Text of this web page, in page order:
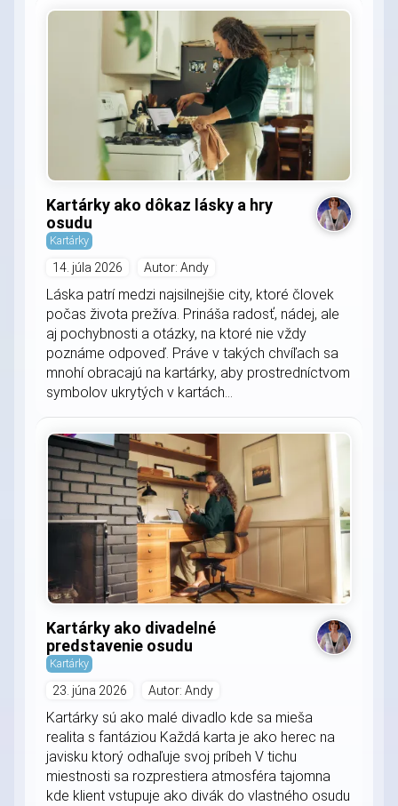
Kartárky ako dôkaz lásky a hry
osudu
Kartárky
14. júla 2026 Autor: Andy
Láska patrí medzi najsilnejšie city, ktoré človek
počas života prežíva. Prináša radosť, nádej, ale
aj pochybnosti a otázky, na ktoré nie vždy
poznáme odpoveď. Práve v takých chvíľach sa
mnohí obracajú na kartárky, aby prostredníctvom
symbolov ukrytých v kartách...
Kartárky ako divadelné
predstavenie osudu
Kartárky
23. júna 2026 Autor: Andy
Kartárky sú ako malé divadlo kde sa mieša
realita s fantáziou Každá karta je ako herec na
javisku ktorý odhaľuje svoj príbeh V tichu
miestnosti sa rozprestiera atmosféra tajomna
kde klient vstupuje ako divák do vlastného osudu